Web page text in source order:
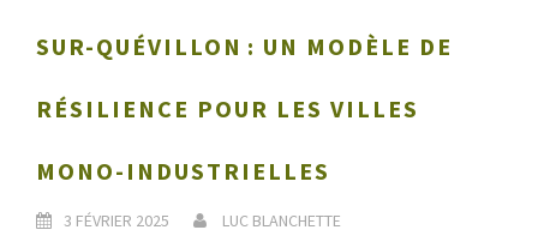
SUR-QUÉVILLON : UN MODÈLE DE
RÉSILIENCE POUR LES VILLES
MONO-INDUSTRIELLES
3 FÉVRIER 2025
LUC BLANCHETTE